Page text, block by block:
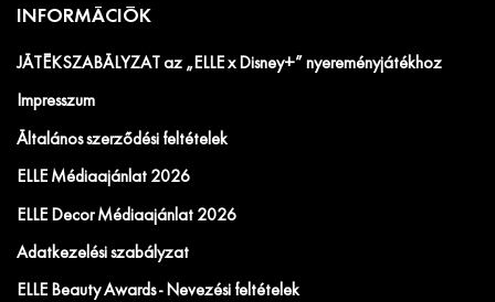
INFORMÁCIÓK
JÁTÉKSZABÁLYZAT az „ELLE x Disney+” nyereményjátékhoz
Impresszum
Általános szerződési feltételek
ELLE Médiaajánlat 2026
ELLE Decor Médiaajánlat 2026
Adatkezelési szabályzat
ELLE Beauty Awards - Nevezési feltételek